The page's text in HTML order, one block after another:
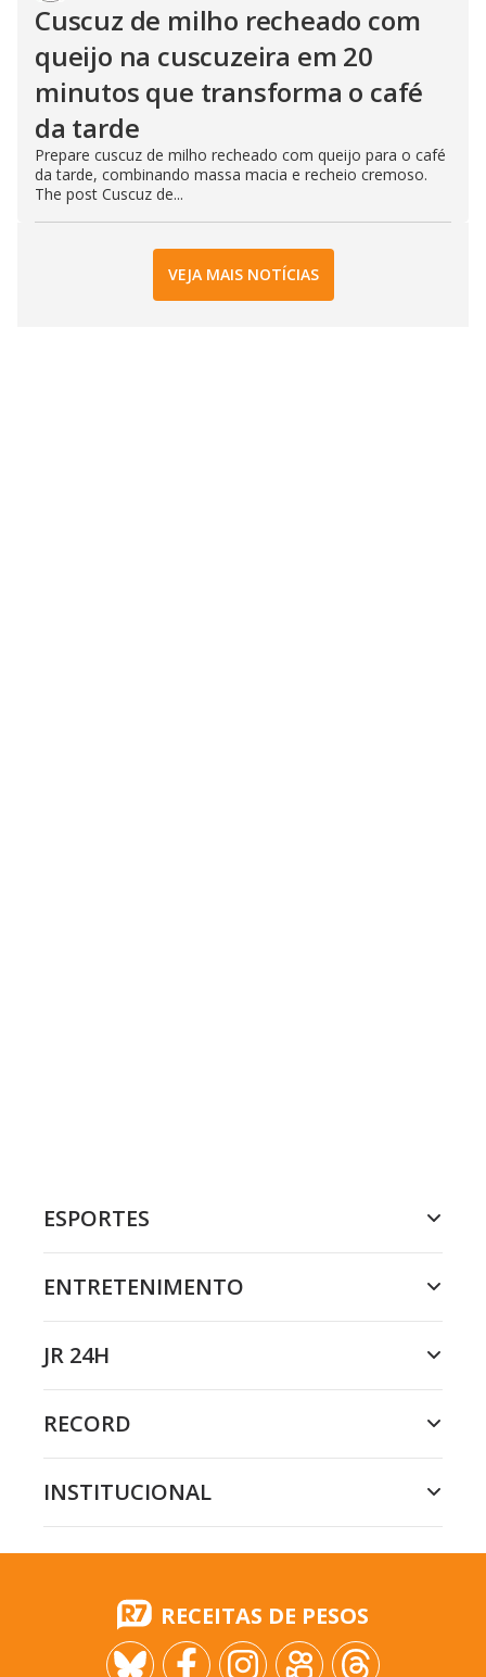
Cuscuz de milho recheado com
queijo na cuscuzeira em 20
minutos que transforma o café
da tarde
Prepare cuscuz de milho recheado com queijo para o café
da tarde, combinando massa macia e recheio cremoso.
The post Cuscuz de...
VEJA MAIS NOTÍCIAS
ESPORTES
ENTRETENIMENTO
JR 24H
RECORD
INSTITUCIONAL
RECEITAS DE PESOS